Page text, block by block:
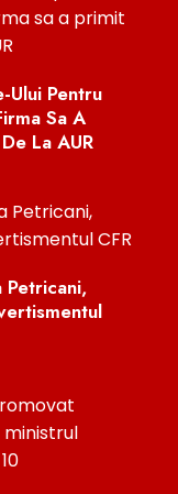
Ului Pentru
Sa A
La AUR